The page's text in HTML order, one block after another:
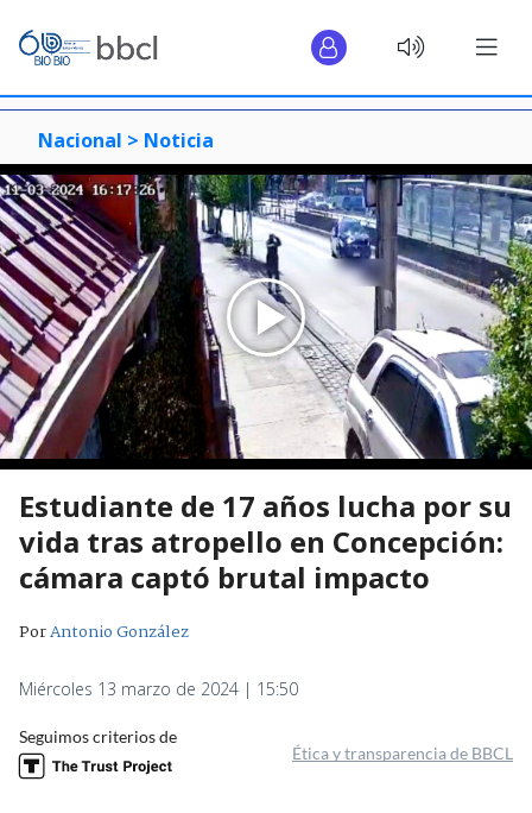
Nacional > Noticia
Estudiante de 17 años lucha por su
vida tras atropello en Concepción:
cámara captó brutal impacto
PorAntonio González
Miércoles 13 marzo de 2024 | 15:50
Seguimos criterios de
Ética y transparencia de BBCL